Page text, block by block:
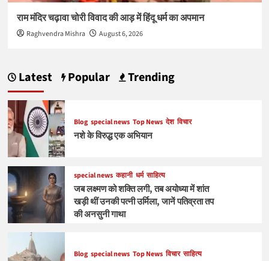
राम मंदिर चढ़ावा चोरी विवाद की आड़ में हिंदू धर्म का अपमान
Raghvendra Mishra August 6, 2026
Latest Popular Trending
Blog special news Top News देश विचार
नशे के विरुद्ध एक अभियान
special news कहानी धर्म साहित्य
जब लक्ष्मण को शक्ति लगी, तब अयोध्या में शांत
खड़ी थीं उनकी पत्नी उर्मिला, जानें पतिव्रता तप
की अनसुनी गाथा
Blog special news Top News विचार साहित्य